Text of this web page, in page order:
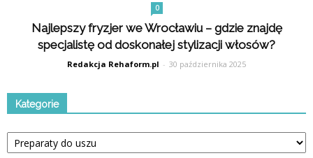
0
Najlepszy fryzjer we Wrocławiu – gdzie znajdę
specjalistę od doskonałej stylizacji włosów?
Redakcja Rehaform.pl - 30 października 2025
Kategorie
Kategorie